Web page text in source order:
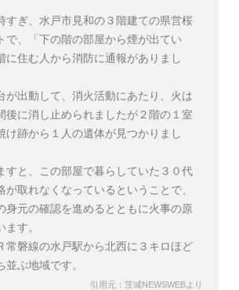
すぎ、水戸市見和の３階建ての県営桜
で、「下の階の部屋から煙が出てい
に住む人から消防に通報がありまし
が出動して、消火活動にあたり、火は
後に消し止められましたが２階の１室
け跡から１人の遺体が見つかりまし
すと、この部屋で暮らしていた３０代
が取れなくなっているということで、
身元の確認を進めるとともに火事の原
ます。
常磐線の水戸駅から北西に３キロほど
並ぶ地域です。
引用元：茨城NEWSWEBより